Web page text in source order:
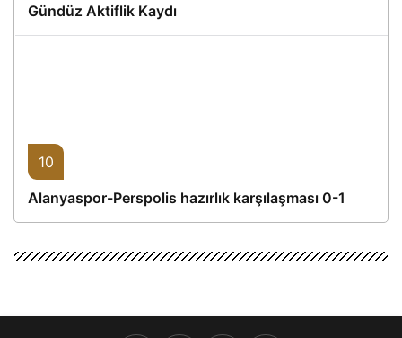
Gündüz Aktiflik Kaydı
10
Alanyaspor-Perspolis hazırlık karşılaşması 0-1